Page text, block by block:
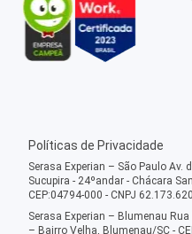
Políticas de Privacidade
Serasa Experian – São Paulo Av.
Sucupira - 24ºandar - Chácara
CEP:04794-000 - CNPJ
Serasa Experian – Blumenau
– Bairro Velha, Blumenau/SC -